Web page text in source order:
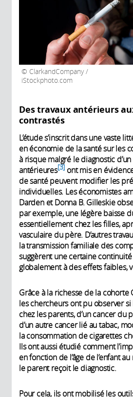
ClarkandCompany /
iStockphoto.com
Des travaux antérieurs
contrastés
L’étude s’inscrit dans une vaste
en économie de la santé sur les
à risque malgré le diagnostic
antérieures 3 ont mis en
de santé peuvent modifier les
individuelles. Les économistes
Darden et Donna B. Gilleskie
par exemple, une légère baisse
essentiellement chez les filles,
vasculaire du père. D’autres
la transmission familiale des
suggèrent une certaine
globalement à des effets faibles,
Grâce à la richesse de la cohorte
les chercheurs ont pu observer si
chez les parents, d’un cancer du
d’un autre cancer lié au tabac,
la consommation de cigarettes
Ils ont aussi étudié comment
en fonction de l’âge de l’enfant
le parent reçoit le diagnostic.
Pour cela, ils ont mobilisé les